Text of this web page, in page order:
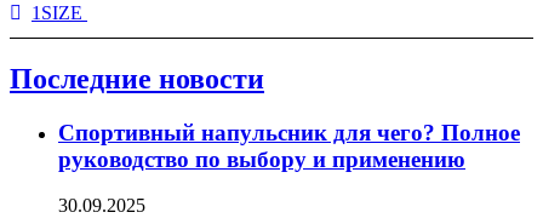
1SIZE
Последние новости
Спортивный напульсник для чего? Полное
руководство по выбору и применению
30.09.2025